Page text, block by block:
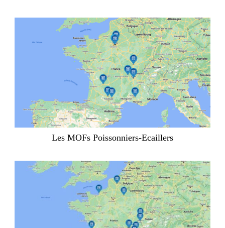
Les MOFs Poissonniers-Ecaillers